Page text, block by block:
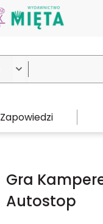

Zapowiedzi
Gra
Autostop